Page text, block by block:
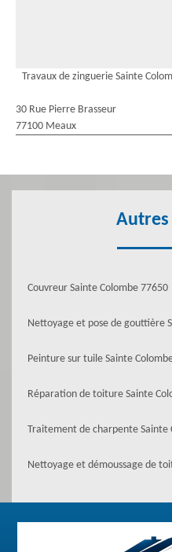
Travaux de zinguerie Sainte
30 Rue Pierre Brasseur
77100 Meaux
Autres
Couvreur Sainte Colombe 77650
Nettoyage et pose de gouttière
Peinture sur tuile Sainte
Réparation de toiture Sainte
Traitement de charpente Sainte
Nettoyage et démoussage de